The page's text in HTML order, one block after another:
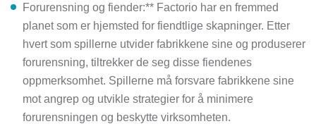
Forurensning og fiender:** Factorio har en fremmed
planet som er hjemsted for fiendtlige skapninger. Etter
hvert som spillerne utvider fabrikkene sine og produserer
forurensning, tiltrekker de seg disse fiendenes
oppmerksomhet. Spillerne må forsvare fabrikkene sine
mot angrep og utvikle strategier for å minimere
forurensningen og beskytte virksomheten.